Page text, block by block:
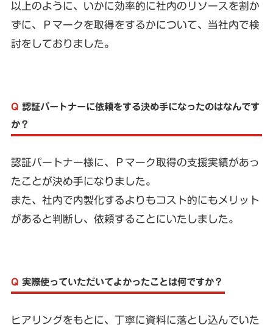
以上のように、いかに効率的に社内のリソースを割か
ずに、Ｐマークを取得をするかについて、当社内で検
討をしておりました。
Q 認証パートナーに依頼をする決め手になったのはなんです
か？
認証パートナー様に、Ｐマーク取得の支援実績があっ
たことが決め手になりました。
また、社内で内製化するよりもコスト的にもメリット
があると判断し、依頼することにいたしました。
Q 実際使っていただいてよかったことは何ですか？
ヒアリングをもとに、丁寧に資料に落とし込んでいた